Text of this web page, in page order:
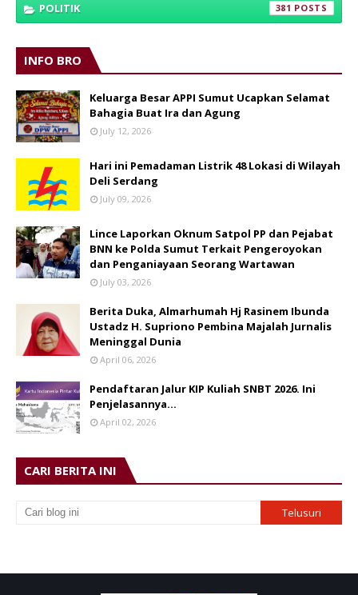
POLITIK 381
INFO BRO
Keluarga Besar APPI Sumut Ucapkan Selamat
Bahagia Buat Ira dan Agung
July 12, 2026
Hari ini Pemadaman Listrik 48 Lokasi di Wilayah
Deli Serdang
July 09, 2026
Lince Laporkan Oknum Satpol PP dan Pejabat
BNN ke Polda Sumut Terkait Pengeroyokan
dan Penganiayaan Seorang Wartawan
July 03, 2026
Berita Duka, Almarhumah Hj Rasinem Ibunda
Ustadz H. Supriono Pembina Majalah Jurnalis
Meninggal Dunia
April 06, 2026
Pendaftaran Jalur KIP Kuliah SNBT 2026. Ini
Penjelasannya…
April 02, 2026
CARI BERITA INI